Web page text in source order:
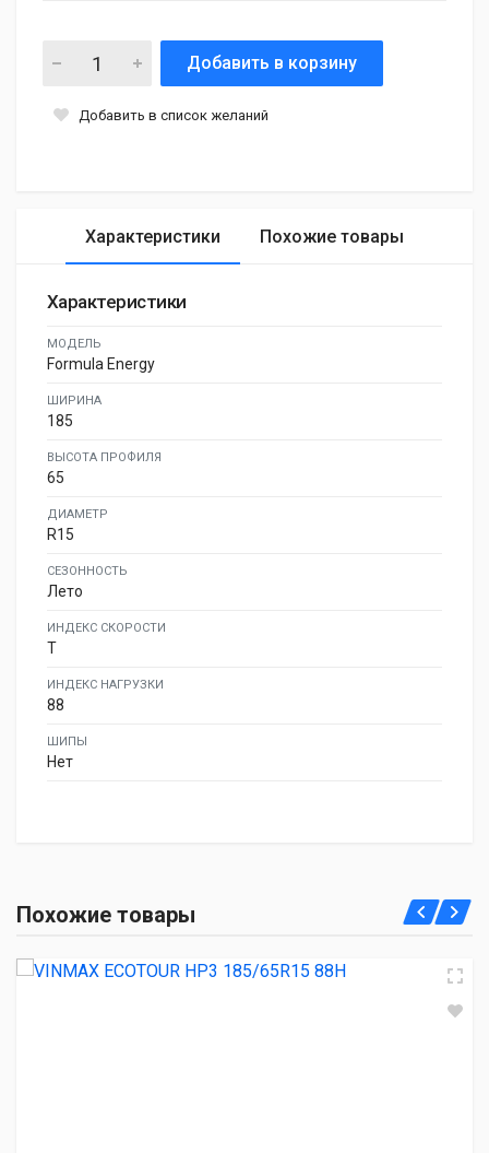
Добавить в корзину
Добавить в список желаний
Характеристики Похожие товары
Характеристики
МОДЕЛЬ
Formula Energy
ШИРИНА
185
ВЫСОТА ПРОФИЛЯ
65
ДИАМЕТР
R15
СЕЗОННОСТЬ
Лето
ИНДЕКС СКОРОСТИ
T
ИНДЕКС НАГРУЗКИ
88
ШИПЫ
Нет
Похожие товары